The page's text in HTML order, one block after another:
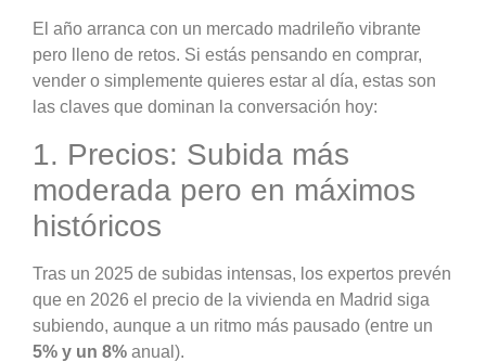
El año arranca con un mercado madrileño vibrante
pero lleno de retos. Si estás pensando en comprar,
vender o simplemente quieres estar al día, estas son
las claves que dominan la conversación hoy:
1. Precios: Subida más
moderada pero en máximos
históricos
Tras un 2025 de subidas intensas, los expertos prevén
que en 2026 el precio de la vivienda en Madrid siga
subiendo, aunque a un ritmo más pausado (entre un
5% y un 8% anual).